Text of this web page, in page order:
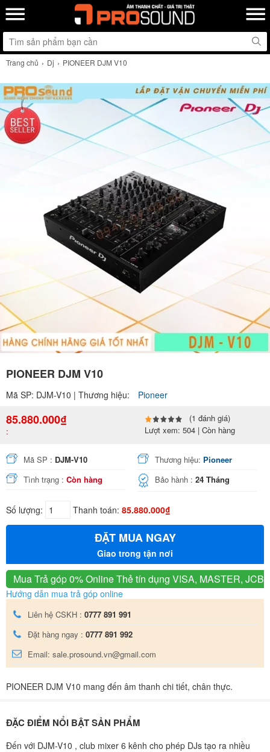
Trang chủ Dj PIONEER DJM V10
PIONEER DJM V10
Mã SP: DJM-V10 | Thương hiệu: Pioneer
85.880.000₫
:
(1 đánh giá)
Lượt xem: 504 | Còn hàng
Mã SP : DJM-V10 Thương hiệu: Pioneer
Tình trạng : Còn hàng Bảo hành :24 Tháng
Số lượng: Thanh toán: 85.880.000₫
ĐẶT MUA NGAY
Giao trong tận nơi
Mua Trả góp 0% OnlineThẻ tín dụng VISA, MASTER, JCB
Hướng dẫn mua trả góp online
Liên hệ CSKH : 0777 891 991
Đặt hàng ngay : 0777 891 992
Email: sale.prosound.vn@gmail.com
PIONEER DJM V10 mang đến âm thanh chi tiết, chân thực.
ĐẶC ĐIỂM NỔI BẬT SẢN PHẨM
Đến với DJM-V10 , club mixer 6 kênh cho phép DJs tạo ra nhiều